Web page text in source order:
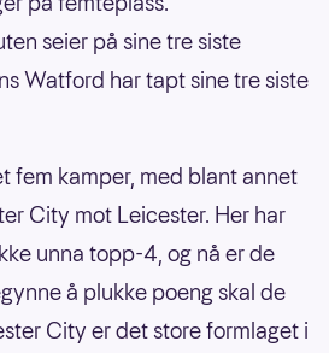
seier på sine tre siste
Watford har tapt sine tre siste
fem kamper, med blant annet
City mot Leicester. Her har
unna topp-4, og nå er de
å plukke poeng skal de
City er det store formlaget i